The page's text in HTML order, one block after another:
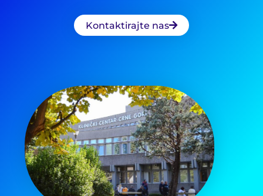
Kontaktirajte nas